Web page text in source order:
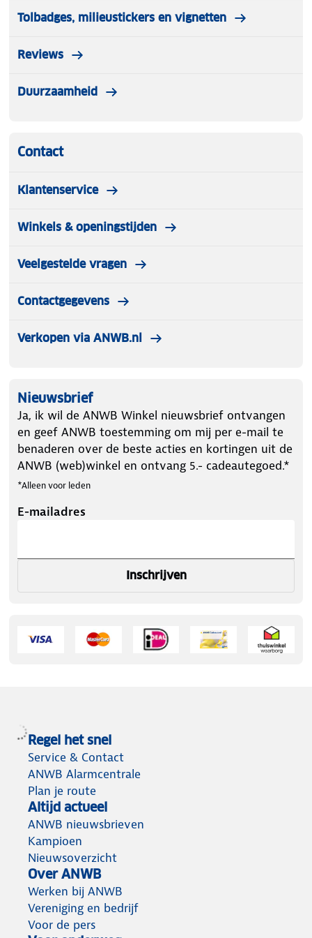
Tolbadges, milieustickers en vignetten
Reviews
Duurzaamheid
Contact
Klantenservice
Winkels & openingstijden
Veelgestelde vragen
Contactgegevens
Verkopen via ANWB.nl
Nieuwsbrief
Ja, ik wil de ANWB Winkel nieuwsbrief ontvangen
en geef ANWB toestemming om mij per e-mail te
benaderen over de beste acties en kortingen uit de
ANWB (web)winkel en ontvang 5.- cadeautegoed.*
*Alleen voor leden
E-mailadres
Inschrijven
Regel het snel
Service & Contact
ANWB Alarmcentrale
Plan je route
Altijd actueel
ANWB nieuwsbrieven
Kampioen
Nieuwsoverzicht
Over ANWB
Werken bij ANWB
Vereniging en bedrijf
Voor de pers